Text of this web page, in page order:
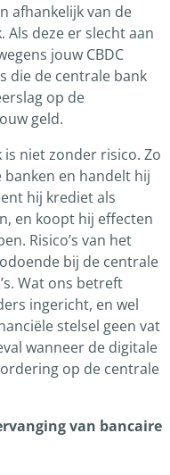
afhankelijk van de
Als deze er slecht aan
jouw CBDC
die de centrale bank
op de
geld.
niet zonder risico. Zo
en handelt hij
hij krediet als
en koopt hij effecten
Risico’s van het
bij de centrale
Wat ons betreft
ingericht, en wel
stelsel geen vat
wanneer de digitale
op de centrale
van bancaire